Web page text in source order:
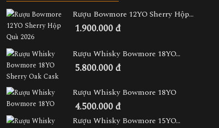
Rượu Bowmore 12YO Sherry Hộp...
1.900.000 đ
Rượu Whisky Bowmore 18YO...
5.800.000 đ
Rượu Whisky Bowmore 18YO
4.500.000 đ
Rượu Whisky Bowmore 15YO...